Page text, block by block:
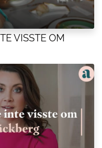
VISSTE OM